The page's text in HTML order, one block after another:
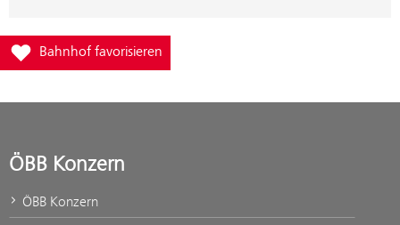
Füge Bahnhof Bisamberg zur Favoritenliste hinzu
Bahnhof favorisieren
ÖBB Konzern
ÖBB Konzern